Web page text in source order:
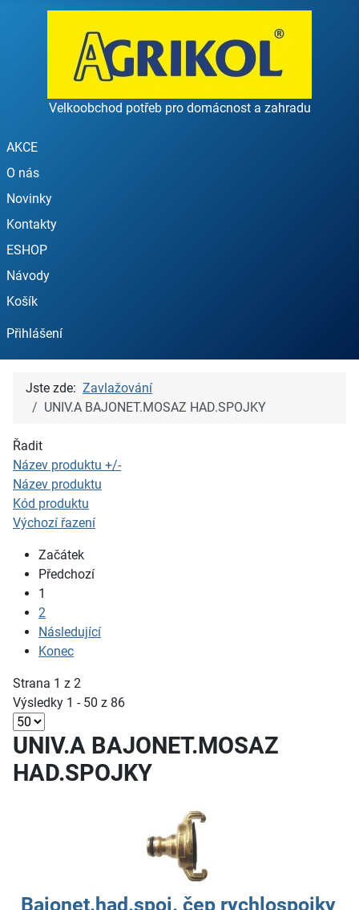
Velkoobchod potřeb pro domácnost a zahradu
AKCE
O nás
Novinky
Kontakty
ESHOP
Návody
Košík
Přihlášení
Jste zde: Zavlažování
UNIV.A BAJONET.MOSAZ HAD.SPOJKY
Řadit
Název produktu +/-
Název produktu
Kód produktu
Výchozí řazení
Začátek
Předchozí
1
2
Následující
Konec
Strana 1 z 2
Výsledky 1 - 50 z 86
UNIV.A BAJONET.MOSAZ
HAD.SPOJKY
Bajonet.had.spoj. čep rychlospojky